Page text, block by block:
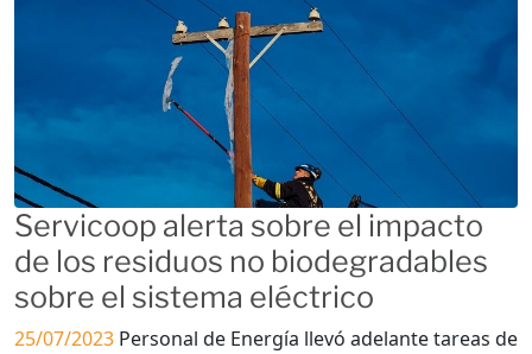
Servicoop alerta sobre el impacto
de los residuos no biodegradables
sobre el sistema eléctrico
25/07/2023 Personal de Energía llevó adelante tareas de